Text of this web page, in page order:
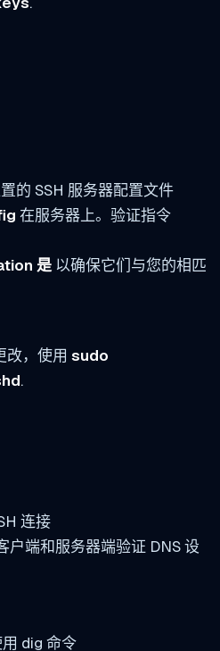
的 SSH 服务器配置文件
在服务器上。验证指令
是以确保它们与您的相匹
改，使用 sudo
.
连接
户端和服务器端验证 DNS 设
dig 命令